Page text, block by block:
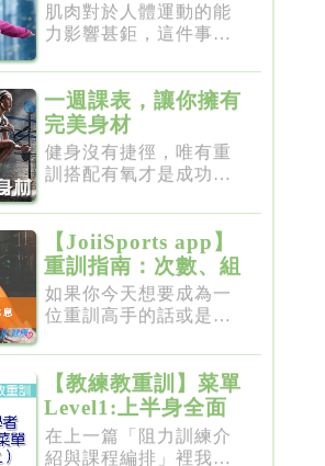
肌肉對於人體運動的能
力影響甚鉅，這件事一
一週課表，讓你擁有
完美身材
健身沒有捷徑，唯有重
訓搭配有氧才是成功的
【JoiiSports app】
重訓指南：次數、組
數、節奏、休息
如果你今天想要成為一
位重訓高手的話或是想
【教練教重訓】菜單
Level1:上半身全面
增肌雕塑
在上一篇「阻力訓練介
紹與課程編排」裡我們